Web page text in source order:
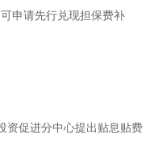
申请先行兑现担保费补
资促进分中心提出贴息贴费